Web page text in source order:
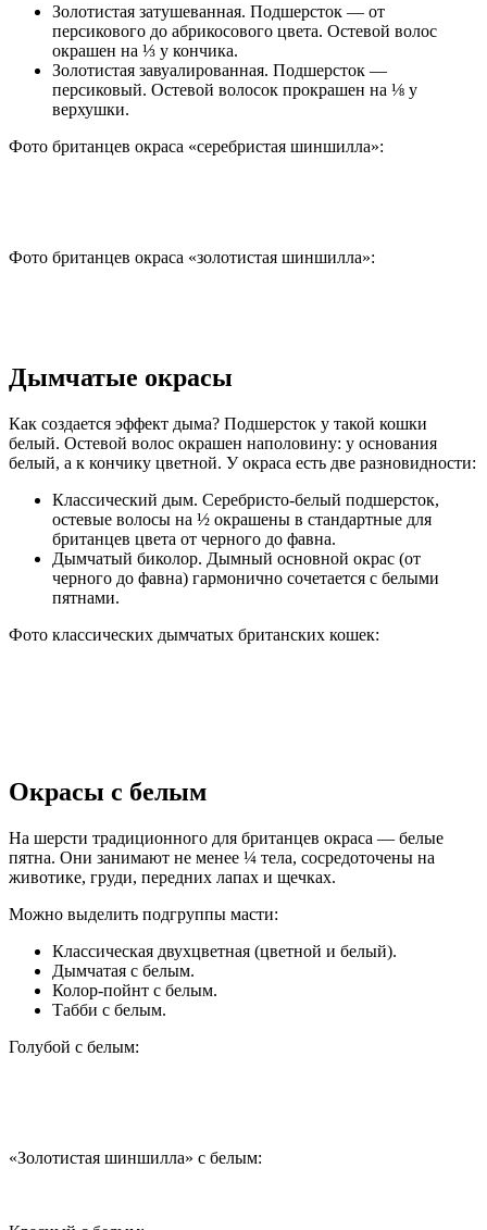
Золотистая затушеванная. Подшерсток — от
персикового до абрикосового цвета. Остевой волос
окрашен на ⅓ у кончика.
Золотистая завуалированная. Подшерсток —
персиковый. Остевой волосок прокрашен на ⅛ у
верхушки.
Фото британцев окраса «серебристая шиншилла»:
Фото британцев окраса «золотистая шиншилла»:
Дымчатые окрасы
Как создается эффект дыма? Подшерсток у такой кошки
белый. Остевой волос окрашен наполовину: у основания
белый, а к кончику цветной. У окраса есть две разновидности:
Классический дым. Серебристо-белый подшерсток,
остевые волосы на ½ окрашены в стандартные для
британцев цвета от черного до фавна.
Дымчатый биколор. Дымный основной окрас (от
черного до фавна) гармонично сочетается с белыми
пятнами.
Фото классических дымчатых британских кошек:
Окрасы с белым
На шерсти традиционного для британцев окраса — белые
пятна. Они занимают не менее ¼ тела, сосредоточены на
животике, груди, передних лапах и щечках.
Можно выделить подгруппы масти:
Классическая двухцветная (цветной и белый).
Дымчатая с белым.
Колор-пойнт с белым.
Табби с белым.
Голубой с белым:
«Золотистая шиншилла» с белым: